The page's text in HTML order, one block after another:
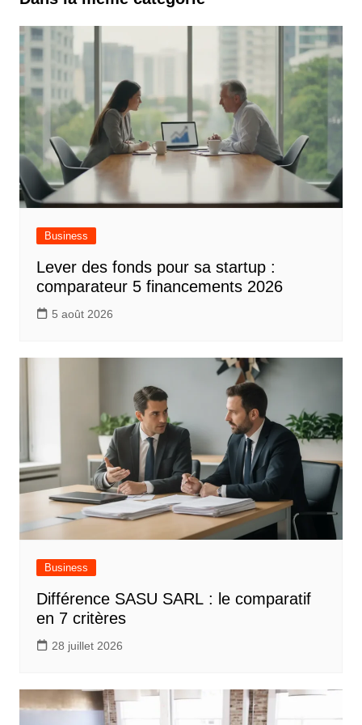
Business
Lever des fonds pour sa startup :
comparateur 5 financements 2026
5 août 2026
Business
Différence SASU SARL : le comparatif
en 7 critères
28 juillet 2026